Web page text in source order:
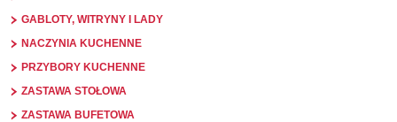
GABLOTY, WITRYNY I LADY
NACZYNIA KUCHENNE
PRZYBORY KUCHENNE
ZASTAWA STOŁOWA
ZASTAWA BUFETOWA